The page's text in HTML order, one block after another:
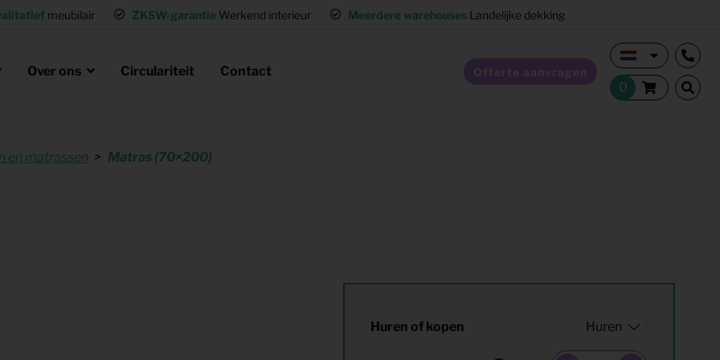
meubilair ZKSW-garantie Werkend interieur Meerdere warehouses Landelijke dekking
Over ons Circulariteit Contact Offerte aanvragen
huren
of wisselwoning
Studentenhuisvesting
Co-living
missie
en matrassen Matras (70×200)
Huren of kopen